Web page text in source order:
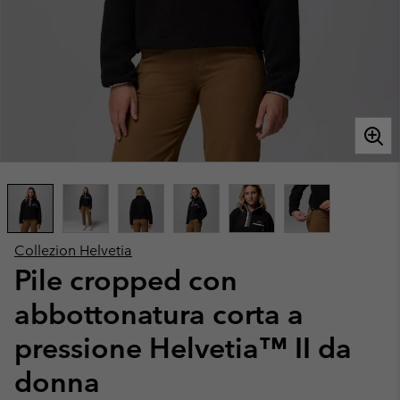
Collezion Helvetia
Pile cropped con
abbottonatura corta a
pressione Helvetia™ II da
donna